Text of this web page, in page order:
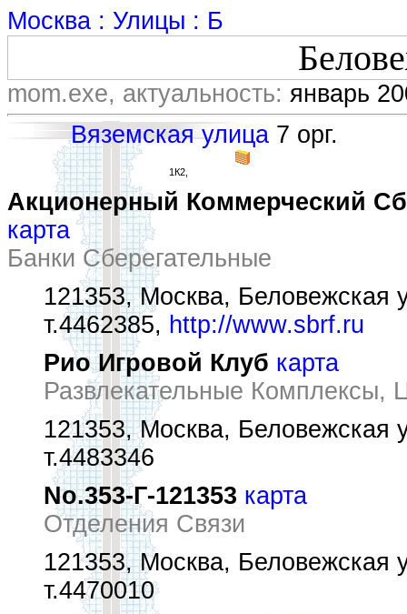
Москва : Улицы : Б
mom.exe, актуальность: январь
Вяземская улица 7 орг.
1К2,
Акционерный Коммерческий
карта
Банки Сберегательные
121353, Москва, Беловежская
т.4462385, http://www.sbrf.ru
Рио Игровой Клуб карта
Развлекательные Комплексы,
121353, Москва, Беловежская
т.4483346
No.353-Г-121353 карта
Отделения Связи
121353, Москва, Беловежская
т.4470010